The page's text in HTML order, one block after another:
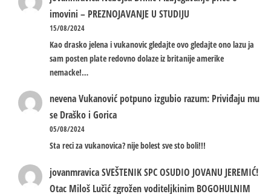
imovini – PREZNOJAVANJE U STUDIJU
15/08/2024
Kao drasko jelena i vukanovic gledajte ovo gledajte ono lazu ja
sam posten plate redovno dolaze iz britanije amerike
nemacke!…
nevenaVukanović potpuno izgubio razum: Priviđaju mu
se Draško i Gorica
05/08/2024
Sta reci za vukanovica? nije bolest sve sto boli!!!
jovanmravicaSVEŠTENIK SPC OSUDIO JOVANU JEREMIĆ!
Otac Miloš Lučić zgrožen voditeljkinim BOGOHULNIM